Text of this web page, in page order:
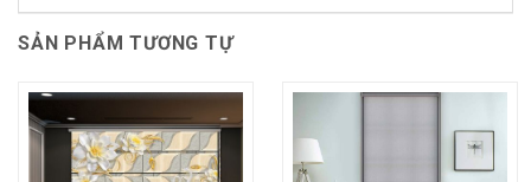
SẢN PHẨM TƯƠNG TỰ